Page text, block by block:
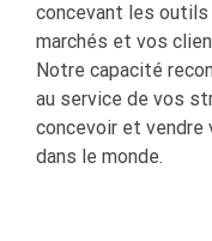
concevant les outils
marchés et vos
Notre capacité
au service de vos
concevoir et
dans le monde.